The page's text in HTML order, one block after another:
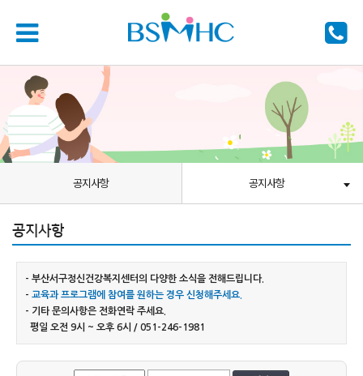
공지사항 공지사항
공지사항
- 부산서구정신건강복지센터의 다양한 소식을 전해드립니다.
- 교육과 프로그램에 참여를 원하는 경우 신청해주세요.
- 기타 문의사항은 전화연락 주세요.
평일 오전 9시 ~ 오후 6시 / 051-246-1981